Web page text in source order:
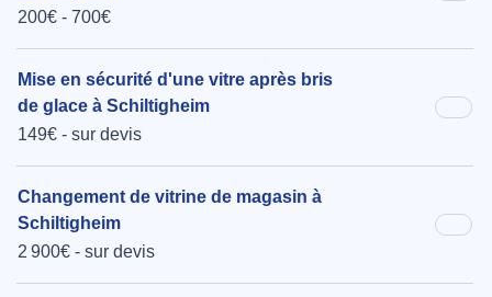
200€ - 700€
Mise en sécurité d'une vitre après bris
de glace à Schiltigheim
149€ - sur devis
Changement de vitrine de magasin à
Schiltigheim
2 900€ - sur devis